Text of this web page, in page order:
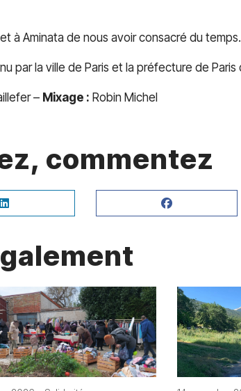
à Aminata de nous avoir consacré du temps.
par la ville de Paris et la préfecture de
– Mixage : Robin Michel
commentez